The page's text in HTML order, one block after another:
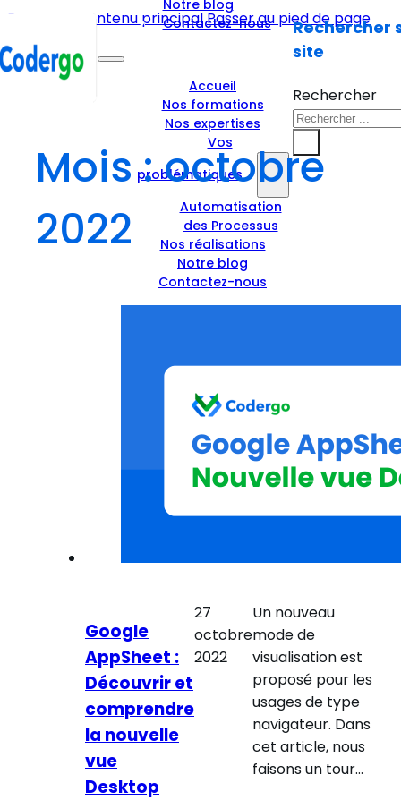
Passer au contenu principalPasser au pied de page
Notre blog
Contactez-nous
Accueil
Nos formations
Nos expertises
Vos
problématiques
Automatisation
des Processus
Nos réalisations
Notre blog
Contactez-nous
Rechercher
site
Rechercher
Mois :octobre
2022
Google
AppSheet :
Découvrir et
comprendre
la nouvelle
vue
Desktop
27
octobre
2022
Un nouveau
mode de
visualisation est
proposé pour les
usages de type
navigateur. Dans
cet article, nous
faisons un tour…